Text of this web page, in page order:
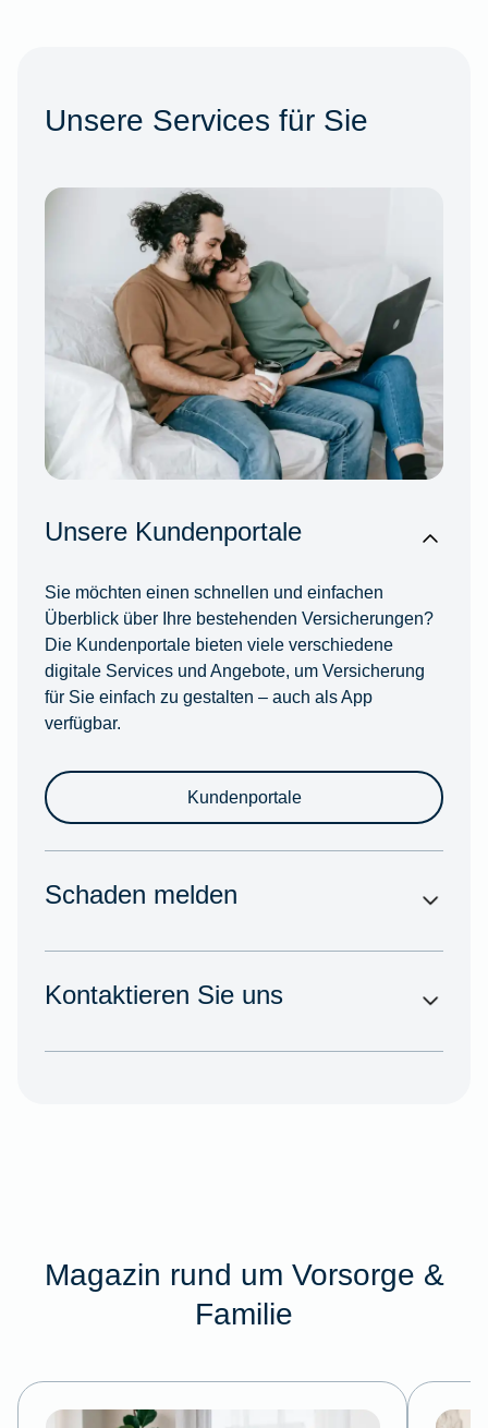
Unsere Services für Sie
Unsere Kundenportale
Sie möchten einen schnellen und einfachen
Überblick über Ihre bestehenden Versicherungen?
Die Kundenportale bieten viele verschiedene
digitale Services und Angebote, um Versicherung
für Sie einfach zu gestalten – auch als App
verfügbar.
Kundenportale
Schaden melden
Kontaktieren Sie uns
Magazin rund um Vorsorge &
Familie